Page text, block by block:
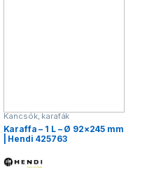
Kancsók, karafák
Karaffa – 1 L – Ø 92×245 mm
| Hendi 425763